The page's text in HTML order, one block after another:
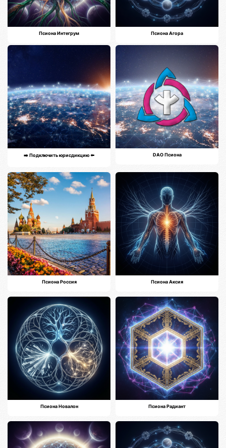
Псиона Интегрум Псиона Агора
➡️ Подключить юрисдикцию ⬅️ DAO Псиона
Псиона Россия Псиона Аксия
Псиона Новалон Псиона Радиант